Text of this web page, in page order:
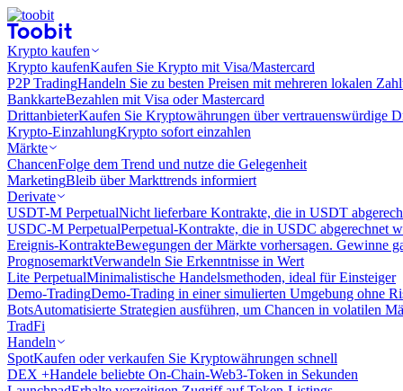
Krypto kaufen
Krypto kaufenKaufen Sie Krypto mit Visa/Mastercard
P2P TradingHandeln Sie zu besten Preisen mit mehreren lokalen
BankkarteBezahlen mit Visa oder Mastercard
DrittanbieterKaufen Sie Kryptowährungen über vertrauenswürdige
Krypto-EinzahlungKrypto sofort einzahlen
Märkte
ChancenFolge dem Trend und nutze die Gelegenheit
MarketingBleib über Markttrends informiert
Derivate
USDT-M PerpetualNicht lieferbare Kontrakte, die in USDT
USDC-M PerpetualPerpetual-Kontrakte, die in USDC abgerechnet
Ereignis-KontrakteBewegungen der Märkte vorhersagen. Gewinne
PrognosemarktVerwandeln Sie Erkenntnisse in Wert
Lite PerpetualMinimalistische Handelsmethoden, ideal für Einsteiger
Demo-TradingDemo-Trading in einer simulierten Umgebung ohne
BotsAutomatisierte Strategien ausführen, um Chancen in volatilen
TradFi
Handeln
SpotKaufen oder verkaufen Sie Kryptowährungen schnell
DEX +Handele beliebte On-Chain-Web3-Token in Sekunden